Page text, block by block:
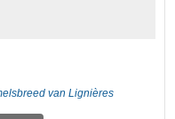
van Lignières